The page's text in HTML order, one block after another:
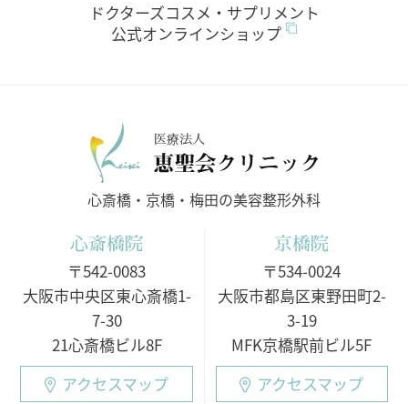
ドクターズコスメ・サプリメント
公式オンラインショップ
医療法人
心斎橋・京橋・梅田の美容整形外科
心斎橋院
〒542-0083
大阪市中央区東心斎橋1-
7-30
21心斎橋ビル8F
アクセスマップ
京橋院
〒534-0024
大阪市都島区東野田町2-
3-19
MFK京橋駅前ビル5F
アクセスマップ